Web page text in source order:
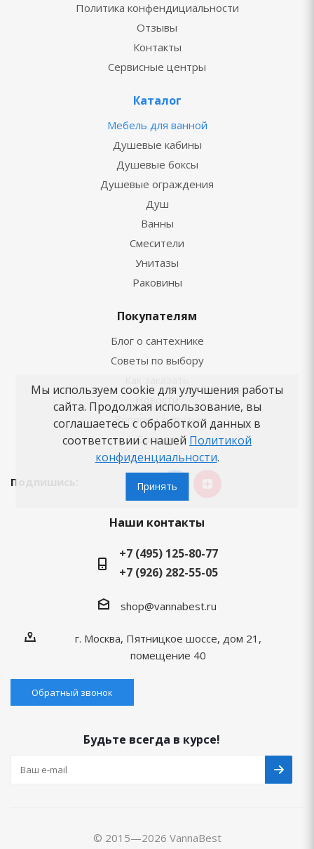
Политика конфендициальности
Отзывы
Контакты
Сервисные центры
Каталог
Мебель для ванной
Душевые кабины
Душевые боксы
Душевые ограждения
Душ
Ванны
Смесители
Унитазы
Раковины
Покупателям
Блог о сантехнике
Советы по выбору
Новости
Вопросы-ответы
Бренды
Подпишись:
Наши контакты
+7 (495) 125-80-77
+7 (926) 282-55-05
shop@vannabest.ru
г. Москва, Пятницкое шоссе, дом 21,
помещение 40
Обратный звонок
Будьте всегда в курсе!
© 2015—2026 VannaBest
Мы используем cookie для улучшения работы
сайта. Продолжая использование, вы
соглашаетесь с обработкой данных в
соответствии с нашей Политикой
конфиденциальности.
Принять